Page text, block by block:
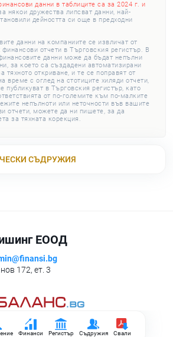
Финанси Регистър Съдружия Свали
данни в таблиците са за 2024 г. и
някои дружества липсват данни, най-
дейността си още в предходни
данни на компаниите се извличат от
финансови отчети в Търговския регистър. В
данни може да бъдат непълни
за което са създадени автоматизирани
тяхното откриване, и те се поправят от
време с оглед на стотиците хиляди отчети,
публикуват в Търговския регистър, като
от по-големите към по-малките
непълноти или неточности във вашите
отчети, можете да ни пишете, за да
за тяхната корекция.
СЪДРУЖИЯ
ЕООД
172, ет. 3